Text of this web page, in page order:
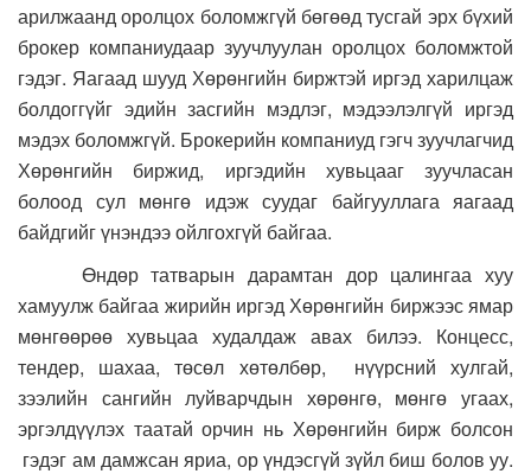
арилжаанд оролцох боломжгүй бөгөөд тусгай эрх бүхий
брокер компаниудаар зуучлуулан оролцох боломжтой
гэдэг. Яагаад шууд Хөрөнгийн биржтэй иргэд харилцаж
болдоггүйг эдийн засгийн мэдлэг, мэдээлэлгүй иргэд
мэдэх боломжгүй. Брокерийн компаниуд гэгч зуучлагчид
Хөрөнгийн биржид, иргэдийн хувьцааг зуучласан
болоод сул мөнгө идэж суудаг байгууллага яагаад
байдгийг үнэндээ ойлгохгүй байгаа.
Өндөр татварын дарамтан дор цалингаа хуу
хамуулж байгаа жирийн иргэд Хөрөнгийн биржээс ямар
мөнгөөрөө хувьцаа худалдаж авах билээ. Концесс,
тендер, шахаа, төсөл хөтөлбөр, нүүрсний хулгай,
зээлийн сангийн луйварчдын хөрөнгө, мөнгө угаах,
эргэлдүүлэх таатай орчин нь Хөрөнгийн бирж болсон
гэдэг ам дамжсан яриа, ор үндэсгүй зүйл биш болов уу.